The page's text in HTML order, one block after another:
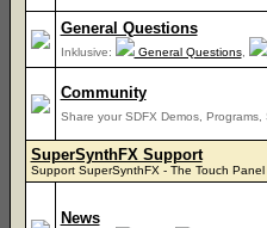
General Questions
Inklusive: General Questions,
Community
Share your SDFX Demos, Programs,
SuperSynthFX Support
Support SuperSynthFX - The Touch Panel
News